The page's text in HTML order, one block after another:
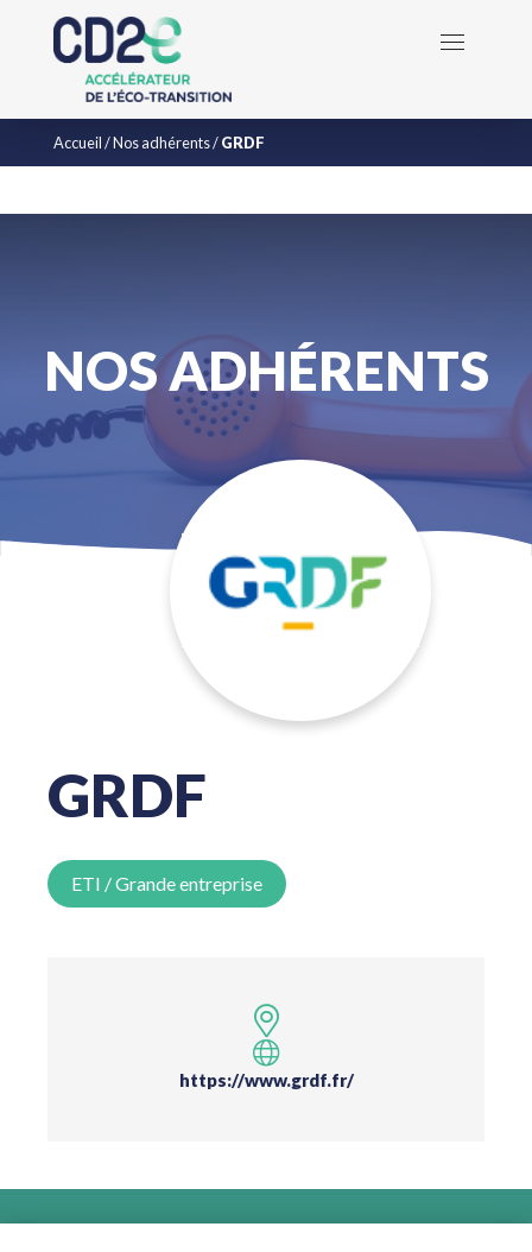
Accueil/Nos adhérents/GRDF
NOS ADHÉRENTS
GRDF
ETI / Grande entreprise
https://www.grdf.fr/